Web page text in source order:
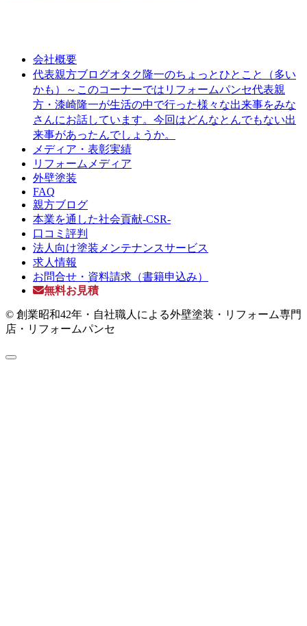
会社概要
代表親方ブログオタク隆一のちょっとひとこと（多い
かも）～このコーナーではリフォームパンセ代表親
方・漆崎隆一が生活の中で行った様々な出来事をみな
さんにお話しています。今回はどんなとんでもない出
来事があったんでしょうか。
メディア・表彰実績
リフォームメディア
外壁塗装
FAQ
親方ブログ
本業を通した社会貢献-CSR-
口コミ評判
法人向け塗装メンテナンスサービス
求人情報
お問合せ・資料請求（書籍申込み）
無料お見積
© 創業昭和42年・自社職人による外壁塗装・リフォーム専門
店・リフォームパンセ